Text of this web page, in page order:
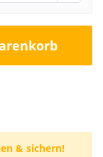
& sichern!